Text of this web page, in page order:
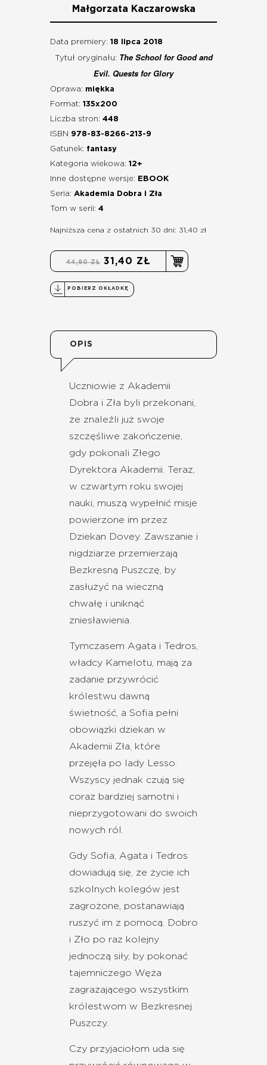
Małgorzata Kaczarowska
Data premiery: 18 lipca 2018
Tytuł oryginału: The School for Good and
Evil. Quests for Glory
Oprawa: miękka
Format: 135x200
Liczba stron: 448
ISBN 978-83-8266-213-9
Gatunek: fantasy
Kategoria wiekowa: 12+
Inne dostępne wersje:
EBOOK
Seria: Akademia Dobra i Zła
Tom w serii: 4
Najniższa cena z ostatnich 30 dni: 31,40 zł
44,90 ZŁ 31,40 ZŁ
POBIERZ OKŁADKĘ
OPIS
Uczniowie z Akademii
Dobra i Zła byli przekonani,
że znaleźli już swoje
szczęśliwe zakończenie,
gdy pokonali Złego
Dyrektora Akademii. Teraz,
w czwartym roku swojej
nauki, muszą wypełnić misje
powierzone im przez
Dziekan Dovey. Zawszanie i
nigdziarze przemierzają
Bezkresną Puszczę, by
zasłużyć na wieczną
chwałę i uniknąć
zniesławienia.
Tymczasem Agata i Tedros,
władcy Kamelotu, mają za
zadanie przywrócić
królestwu dawną
świetność, a Sofia pełni
obowiązki dziekan w
Akademii Zła, które
przejęła po lady Lesso.
Wszyscy jednak czują się
coraz bardziej samotni i
nieprzygotowani do swoich
nowych ról.
Gdy Sofia, Agata i Tedros
dowiadują się, że życie ich
szkolnych kolegów jest
zagrożone, postanawiają
ruszyć im z pomocą. Dobro
i Zło po raz kolejny
jednoczą siły, by pokonać
tajemniczego Węża
zagrażającego wszystkim
królestwom w Bezkresnej
Puszczy.
Czy przyjaciołom uda się